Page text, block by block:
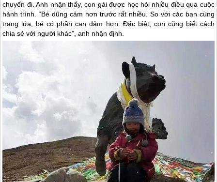
chuyến đi. Anh nhận thấy, con gái được học hỏi nhiều điều qua cuộc
hành trình. “Bé dũng cảm hơn trước rất nhiều. So với các bạn cùng
trang lứa, bé có phần can đảm hơn. Đặc biệt, con cũng biết cách
chia sẻ với người khác”, anh nhận định.